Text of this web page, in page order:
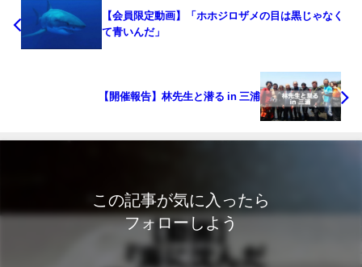
【会員限定動画】「ホホジロザメの目は黒じゃなく
て青いんだ」
【開催報告】林先生と潜る in 三浦
この記事が気に入ったら
フォローしよう